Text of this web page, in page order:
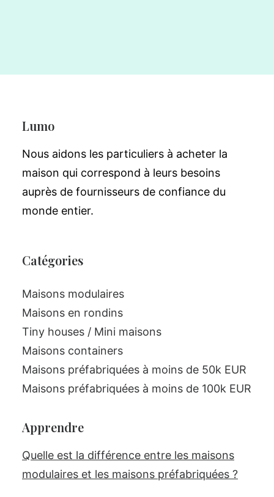
Lumo
Nous aidons les particuliers à acheter la
maison qui correspond à leurs besoins
auprès de fournisseurs de confiance du
monde entier.
Catégories
Maisons modulaires
Maisons en rondins
Tiny houses / Mini maisons
Maisons containers
Maisons préfabriquées à moins de 50k EUR
Maisons préfabriquées à moins de 100k EUR
Apprendre
Quelle est la différence entre les maisons
modulaires et les maisons préfabriquées ?